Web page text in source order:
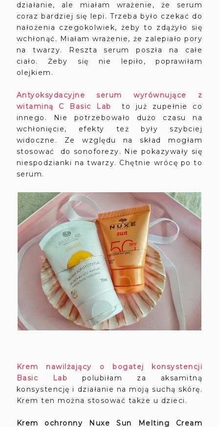
działanie, ale miałam wrażenie, że serum
coraz bardziej się lepi. Trzeba było czekać do
nałożenia czegokolwiek, żeby to zdążyło się
wchłonąć. Miałam wrażenie, że zalepiało pory
na twarzy. Reszta serum poszła na całe
ciało. Żeby się nie lepiło, poprawiłam
olejkiem.
Antyoksydacyjne serum wyrównujące z
witaminą C Basic Lab
to już zupełnie co
innego. Nie potrzebowało dużo czasu na
wchłonięcie, efekty też były szybciej
widoczne. Ze względu na skład mogłam
stosować do sonoforezy. Nie pokazywały się
niespodzianki na twarzy. Chętnie wrócę po to
serum.
Krem nawilżający o bogatej konsystencji
Basic Lab polubiłam za aksamitną
konsystencję i działanie na moją suchą skórę.
Krem ten można stosować także u dzieci.
Krem ochronny Nuxe Sun Melting Cream